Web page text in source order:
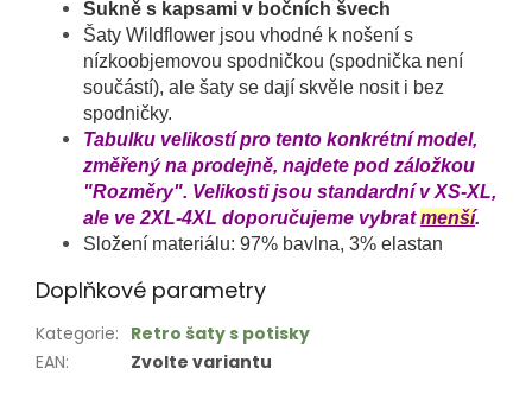
Sukně s kapsami v bočních švech
Šaty Wildflower jsou vhodné k nošení s
nízkoobjemovou spodničkou (spodnička není
součástí), ale šaty se dají skvěle nosit i bez
spodničky.
Tabulku velikostí pro tento konkrétní model,
změřený na prodejně, najdete pod záložkou
"Rozměry". Velikosti jsou standardní v XS-XL,
ale ve 2XL-4XL doporučujeme vybratmenší.
Složení materiálu: 97% bavlna, 3% elastan
Doplňkové parametry
Kategorie: Retro šaty s potisky
EAN: Zvolte variantu